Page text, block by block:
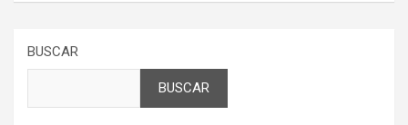
BUSCAR
BUSCAR